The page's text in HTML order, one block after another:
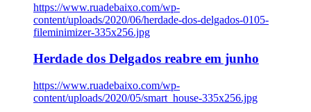
https://www.ruadebaixo.com/wp-
content/uploads/2020/06/herdade-dos-delgados-0105-
fileminimizer-335x256.jpg
Herdade dos Delgados reabre em junho
https://www.ruadebaixo.com/wp-
content/uploads/2020/05/smart_house-335x256.jpg